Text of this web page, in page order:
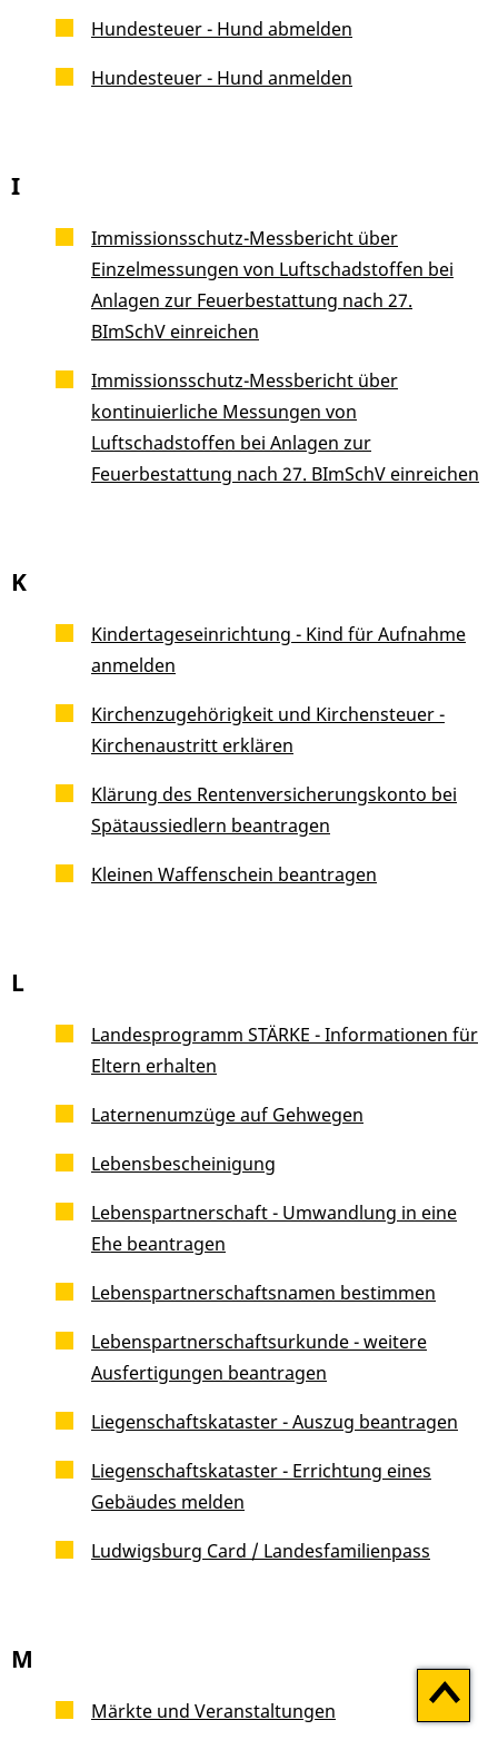
Hundesteuer - Hund abmelden
Hundesteuer - Hund anmelden
I
Immissionsschutz-Messbericht über
Einzelmessungen von Luftschadstoffen bei
Anlagen zur Feuerbestattung nach 27.
BImSchV einreichen
Immissionsschutz-Messbericht über
kontinuierliche Messungen von
Luftschadstoffen bei Anlagen zur
Feuerbestattung nach 27. BImSchV einreichen
K
Kindertageseinrichtung - Kind für Aufnahme
anmelden
Kirchenzugehörigkeit und Kirchensteuer -
Kirchenaustritt erklären
Klärung des Rentenversicherungskonto bei
Spätaussiedlern beantragen
Kleinen Waffenschein beantragen
L
Landesprogramm STÄRKE - Informationen für
Eltern erhalten
Laternenumzüge auf Gehwegen
Lebensbescheinigung
Lebenspartnerschaft - Umwandlung in eine
Ehe beantragen
Lebenspartnerschaftsnamen bestimmen
Lebenspartnerschaftsurkunde - weitere
Ausfertigungen beantragen
Liegenschaftskataster - Auszug beantragen
Liegenschaftskataster - Errichtung eines
Gebäudes melden
Ludwigsburg Card / Landesfamilienpass
M
Märkte und Veranstaltungen
Zum